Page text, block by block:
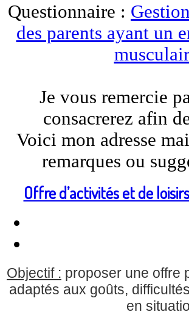
Questionnaire :
des parents ayant un
Je vous remercie
consacrerez afin
Voici mon adresse
remarques ou
Offre d’activités et de
Objectif : proposer une offre
adaptés aux goûts,
en